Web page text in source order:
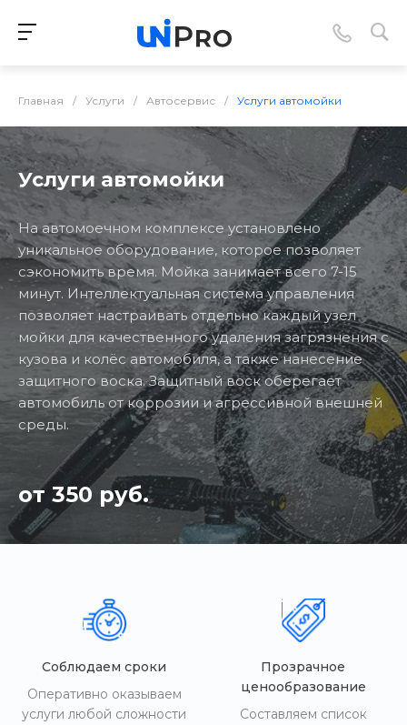
Главная / Услуги / Автосервис / Услуги автомойки
Услуги автомойки
На автомоечном комплексе установлено
уникальное оборудование, которое позволяет
сэкономить время. Мойка занимает всего 7-15
минут. Интеллектуальная система управления
позволяет настраивать отдельно каждый узел
мойки для качественного удаления загрязнения с
кузова и колёс автомобиля, а также нанесение
защитного воска. Защитный воск оберегает
автомобиль от коррозии и агрессивной внешней
среды.
от 350 руб.
Соблюдаем сроки
Оперативно оказываем
услуги любой сложности
Прозрачное
ценообразование
Составляем список